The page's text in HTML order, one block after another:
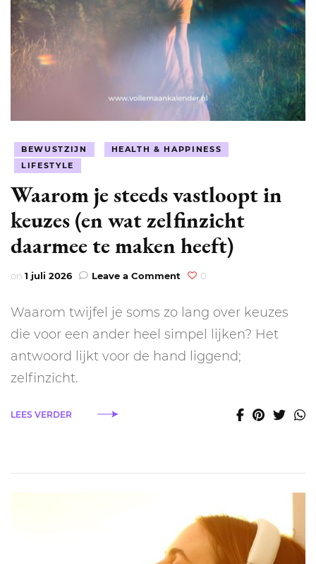
BEWUSTZIJN
HEALTH & HAPPINESS
LIFESTYLE
Waarom je steeds vastloopt in
keuzes (en wat zelfinzicht
daarmee te maken heeft)
on 1 juli 2026 Leave a Comment on
steeds
vastloopt
keuzes
0
Waarom twijfel je soms zo lang over keuzes
die voor een ander heel simpel lijken? Het
antwoord lijkt voor de hand liggend;
zelfinzicht.
LEES VERDER